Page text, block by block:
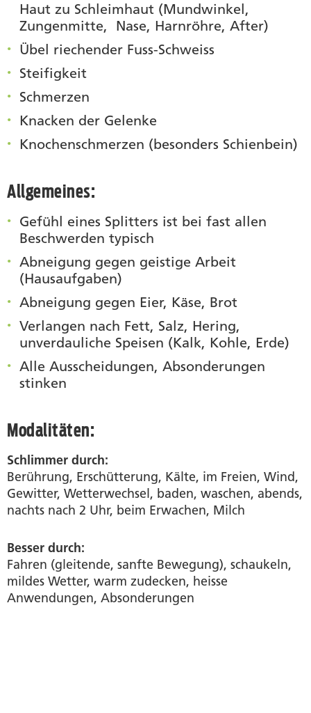
Haut zu Schleimhaut (Mundwinkel,
Zungenmitte, Nase, Harnröhre, After)
Übel riechender Fuss-Schweiss
Steifigkeit
Schmerzen
Knacken der Gelenke
Knochenschmerzen (besonders Schienbein)
Allgemeines:
Gefühl eines Splitters ist bei fast allen
Beschwerden typisch
Abneigung gegen geistige Arbeit
(Hausaufgaben)
Abneigung gegen Eier, Käse, Brot
Verlangen nach Fett, Salz, Hering,
unverdauliche Speisen (Kalk, Kohle, Erde)
Alle Ausscheidungen, Absonderungen
stinken
Modalitäten:
Schlimmer durch:
Berührung, Erschütterung, Kälte, im Freien, Wind,
Gewitter, Wetterwechsel, baden, waschen, abends,
nachts nach 2 Uhr, beim Erwachen, Milch
Besser durch:
Fahren (gleitende, sanfte Bewegung), schaukeln,
mildes Wetter, warm zudecken, heisse
Anwendungen, Absonderungen